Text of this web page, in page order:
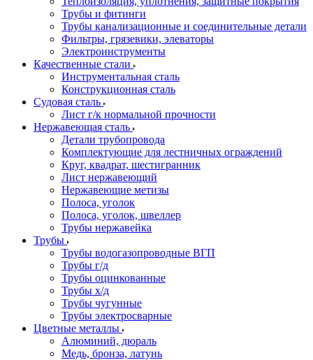
Трубы и фитинги
Трубы канализационные и соединительные детали
Фильтры, грязевики, элеваторы
Электроинструменты
Качественные стали
Инструментальная сталь
Конструкционная сталь
Судовая сталь
Лист г/к нормальной прочности
Нержавеющая сталь
Детали трубопровода
Комплектующие для лестничных ограждений
Круг, квадрат, шестигранник
Лист нержавеющий
Нержавеющие метизы
Полоса, уголок
Полоса, уголок, швеллер
Трубы нержавейка
Трубы
Трубы водогазопроводные ВГП
Трубы г/д
Трубы оцинкованные
Трубы х/д
Трубы чугунные
Трубы электросварные
Цветные металлы
Алюминий, дюраль
Медь, бронза, латунь